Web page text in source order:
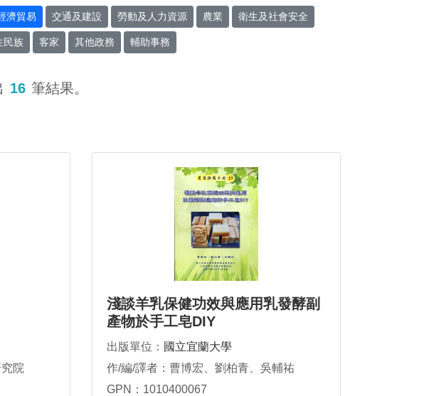
濟貿易 交通及建設 勞動及人力資源 農業 衛生及社會安全
民族 客家 其他政務 輔助事務
16 筆結果。
院
淺談羊乳保健功效與應用乳發酵副
產物於手工皂DIY
出版單位： 國立宜蘭大學
作/編/譯者：曹博宏、劉柏青、吳輔祐
GPN：1010400067